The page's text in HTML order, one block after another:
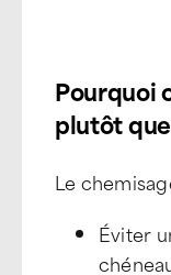
Pourquoi
plutôt
Le
Éviter